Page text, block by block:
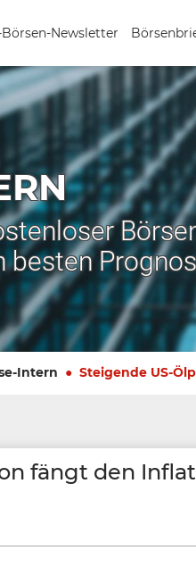
Newsletter
Intern Steigende US-
fängt den